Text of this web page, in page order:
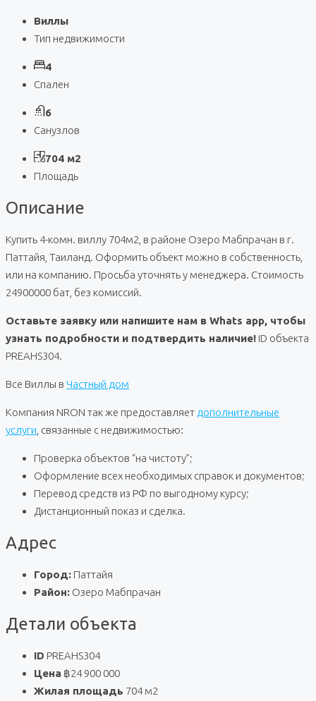
Виллы
Тип недвижимости
4
Спален
6
Санузлов
704 м2
Площадь
Описание
Купить 4-комн. виллу 704м2, в районе Озеро Мабпрачан в г.
Паттайя, Таиланд. Оформить объект можно в собственность,
или на компанию. Просьба уточнять у менеджера. Стоимость
24900000 бат, без комиссий.
Оставьте заявку или напишите нам в Whats app, чтобы
узнать подробности и подтвердить наличие! ID объекта
PREAHS304.
Все Виллы в Частный дом
Компания NRON так же предоставляет дополнительные
услуги , связанные с недвижимостью:
Проверка объектов “на чистоту”;
Оформление всех необходимых справок и документов;
Перевод средств из РФ по выгодному курсу;
Дистанционный показ и сделка.
Адрес
Город: Паттайя
Район: Озеро Мабпрачан
Детали объекта
ID PREAHS304
Цена ฿24 900 000
Жилая площадь 704 м2